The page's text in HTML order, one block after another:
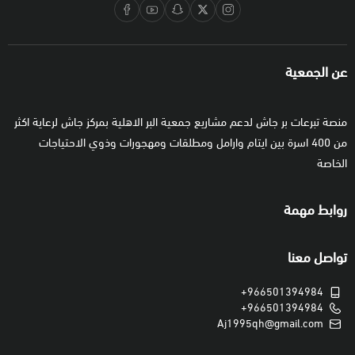
عن الجمعية
منصة تبرعات بر جاش لدعم مشاريع جمعية البر الاهلية بمركز جاش لرعاية اكثر
من 400 اسرة بين ايتام وارامل ومطلقات ومهجورات وذوي الاحتياجات
الخاصة
روابط مهمة
تواصل معنا
+966501394984
+966501394984
Aj1995qh@gmail.com